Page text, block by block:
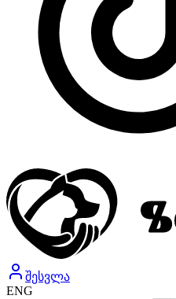
შესვლა
ENG